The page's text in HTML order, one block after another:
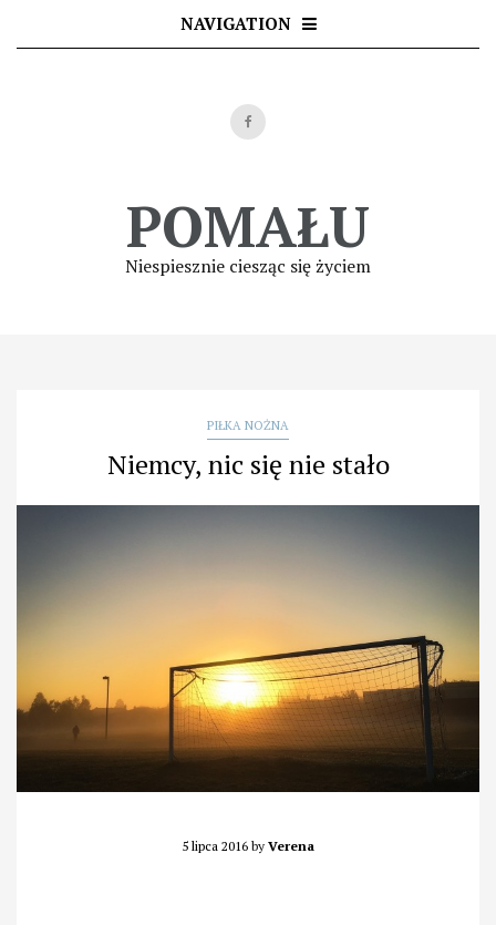
NAVIGATION
POMAŁU
Niespiesznie ciesząc się życiem
PIŁKA NOŻNA
Niemcy, nic się nie stało
5 lipca 2016 by Verena